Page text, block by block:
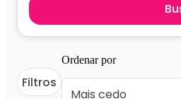
Filtros
Ordenar por